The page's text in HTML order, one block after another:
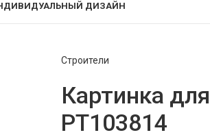
ДИЗАЙН
Строители
Картинка
PT103814